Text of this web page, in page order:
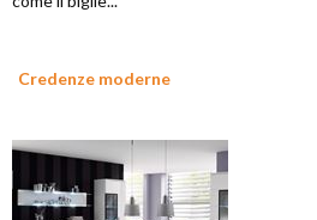
Credenze moderne